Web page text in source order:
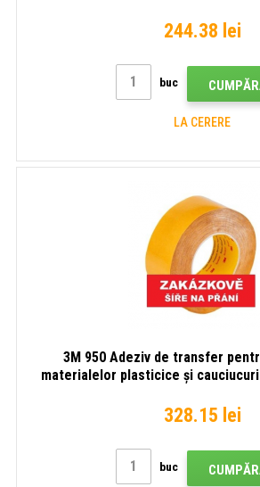
244.38 lei
buc
LA CERERE
3M 950 Adeziv de transfer
materialelor plasticice și
328.15 lei
buc